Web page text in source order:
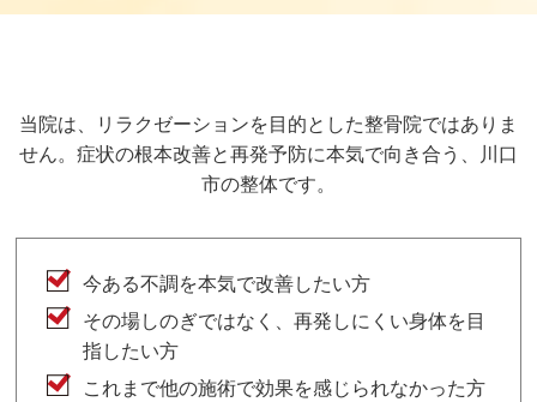
当院は、リラクゼーションを目的とした整骨院ではありま
せん。症状の根本改善と再発予防に本気で向き合う、川口
市の整体です。
今ある不調を本気で改善したい方
その場しのぎではなく、再発しにくい身体を目
指したい方
これまで他の施術で効果を感じられなかった方